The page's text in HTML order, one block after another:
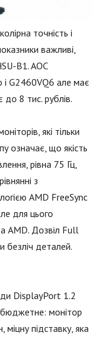
точність і
важливі,
B1. AOC
і G2460VQ6 але має
8 тис. рублів.
які тільки
означає, що якість
рівна 75 Гц,
з
AMD FreeSync
для цього
AMD. Дозвіл Full
безліч деталей.
DisplayPort 1.2
бюджетне: монітор
підставку, яка